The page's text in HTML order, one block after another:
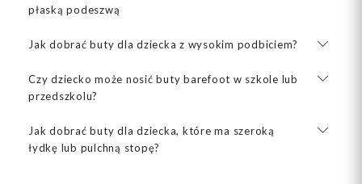
płaską podeszwą
Jak dobrać buty dla dziecka z wysokim podbiciem?
Czy dziecko może nosić buty barefoot w szkole lub
przedszkolu?
Jak dobrać buty dla dziecka, które ma szeroką
łydkę lub pulchną stopę?